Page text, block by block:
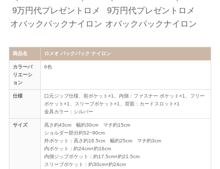
商品名 ロメオ バックパック ナイロン
カラーバ
リエーシ
ョン
6色
仕様
口元ジップ仕様、前ポケット×1、内側：ファスナー ポケット×1、フリー
ポケット×1、スリーブポケット×1、背面：カードスロット×1
金具カラー：シルバー
サイズ
高さ約43cm 幅約30cm マチ約15cm
ショルダー部分約52~90cm
外ポケット：高さ約16.5cm 幅約25cm マチ約3cm
内ポケット：約24cm×約16cm
内側ジップポケット：約17.5cm×約21.5cm
スリーブポケット：約30cm×約24cm